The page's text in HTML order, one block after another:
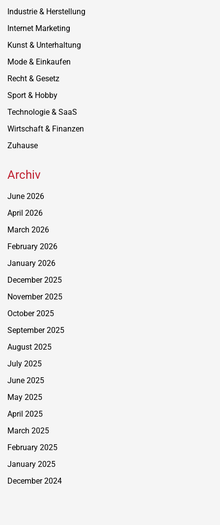
Industrie & Herstellung
Internet Marketing
Kunst & Unterhaltung
Mode & Einkaufen
Recht & Gesetz
Sport & Hobby
Technologie & SaaS
Wirtschaft & Finanzen
Zuhause
Archiv
June 2026
April 2026
March 2026
February 2026
January 2026
December 2025
November 2025
October 2025
September 2025
August 2025
July 2025
June 2025
May 2025
April 2025
March 2025
February 2025
January 2025
December 2024